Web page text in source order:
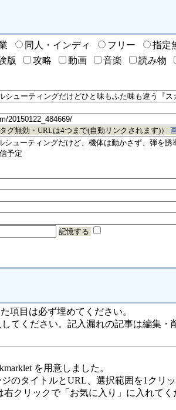
同人・インディ フリー 指定
版 攻略 動画 音楽 読み物
グ無効・URLは4つまで(自動リンクされます)）
記憶する
項目は必ず埋めてください。
てください。記入漏れの記事は編集・
を用意しました。
のタイトルとURL、選択範囲を1クリ
右クリックで「お気に入り」に入れてく